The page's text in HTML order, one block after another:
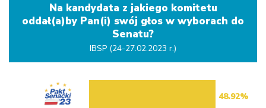
Na kandydata z jakiego komitetu
oddał(a)by Pan(i) swój głos w wyborach do
Senatu?
IBSP (24-27.02.2023 r.)